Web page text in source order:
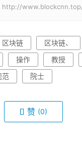
http://
区块链 区块链、
操作 教授
范 院士
赞 (0)